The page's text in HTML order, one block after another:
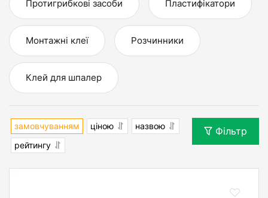
Протигрибкові засоби Пластифікатори
Монтажні клеї Розчинники
Клей для шпалер
замовчуванням ціною
назвою
рейтингу
Фільтр